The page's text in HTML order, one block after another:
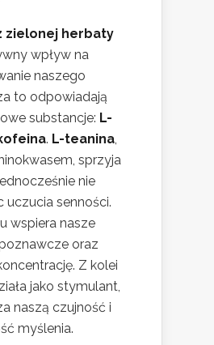
zielonej herbaty
wpływ na
naszego
to odpowiadają
substancje: L-
. L-teanina,
sprzyja
nie
uczucia senności.
wspiera nasze
oraz
Z kolei
jako stymulant,
naszą czujność i
myślenia.